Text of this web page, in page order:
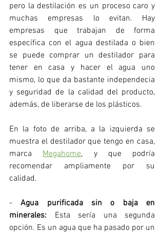
pero la destilación es un proceso caro y
muchas empresas lo evitan. Hay
empresas que trabajan de forma
específica con el agua destilada o bien
se puede comprar un destilador para
tener en casa y hacer el agua uno
mismo, lo que da bastante independecia
y seguridad de la calidad del producto,
además, de liberarse de los plásticos.
En la foto de arriba, a la izquierda se
muestra el destilador que tengo en casa,
marca Megahome, y que podría
recomendar ampliamente por su
calidad.
- Agua purificada sin o baja en
minerales: Esta sería una segunda
opción. Es un agua que ha pasado por un